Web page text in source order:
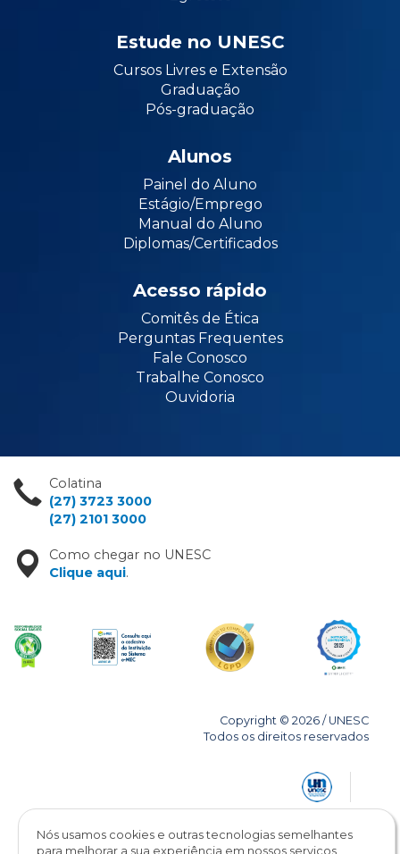
Estude no UNESC
Cursos Livres e Extensão
Graduação
Pós-graduação
Alunos
Painel do Aluno
Estágio/Emprego
Manual do Aluno
Diplomas/Certificados
Acesso rápido
Comitês de Ética
Perguntas Frequentes
Fale Conosco
Trabalhe Conosco
Ouvidoria
Colatina
(27) 3723 3000
(27) 2101 3000
Como chegar no UNESC
Clique aqui.
Copyright © 2026 / UNESC
Todos os direitos reservados
Nós usamos cookies e outras tecnologias semelhantes
para melhorar a sua experiência em nossos serviços,